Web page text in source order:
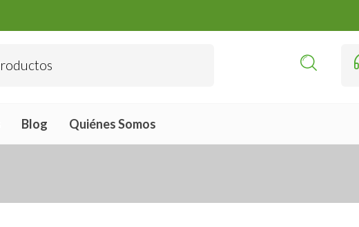
Blog Quiénes Somos